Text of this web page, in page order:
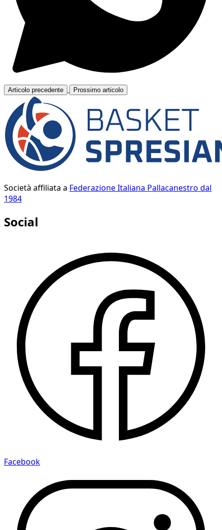
Articolo precedente Prossimo articolo
Società affiliata a Federazione Italiana Pallacanestro dal
1984
Social
Facebook